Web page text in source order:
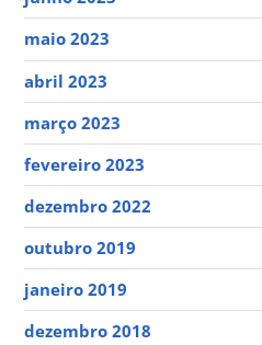
maio 2023
abril 2023
março 2023
fevereiro 2023
dezembro 2022
outubro 2019
janeiro 2019
dezembro 2018